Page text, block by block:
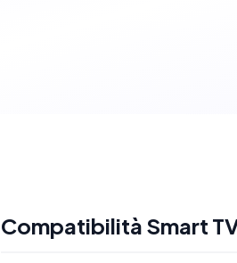
Compatibilità Smart